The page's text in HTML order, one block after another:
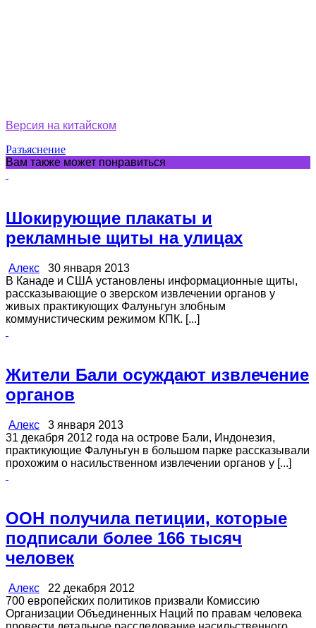
Версия на китайском
Разъяснение
Вам также может понравиться
Шокирующие плакаты и
рекламные щиты на улицах
Алекс 30 января 2013
В Канаде и США установлены информационные щиты,
рассказывающие о зверском извлечении органов у
живых практикующих Фалуньгун злобным
коммунистическим режимом КПК. [...]
Жители Бали осуждают извлечение
органов
Алекс 3 января 2013
31 декабря 2012 года на острове Бали, Индонезия,
практикующие Фалуньгун в большом парке рассказывали
прохожим о насильственном извлечении органов у [...]
ООН получила петиции, которые
подписали более 166 тысяч
человек
Алекс 22 декабря 2012
700 европейских политиков призвали Комиссию
Организации Объединенных Наций по правам человека